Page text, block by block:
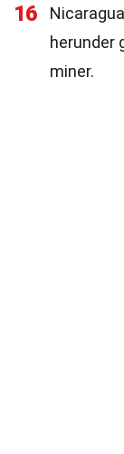
16
herunder
miner.